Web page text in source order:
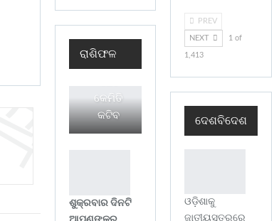
ରାଶିଫଳ
ଶୁକ୍ରବାର
କେମିତି
କଟିବ
ଶୁକ୍ରବାର ଦିନଟି
PREV
NEXT 1 of
1,413
ଦେଶବିଦେଶ
ଓଡ଼ିଶାକୁ
ଜାତୀୟସ୍ତରରେ